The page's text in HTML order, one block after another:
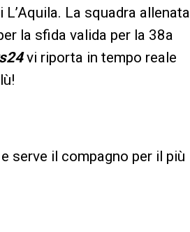
La squadra allenata
la sfida valida per la 38a
vi riporta in tempo reale
serve il compagno per il più